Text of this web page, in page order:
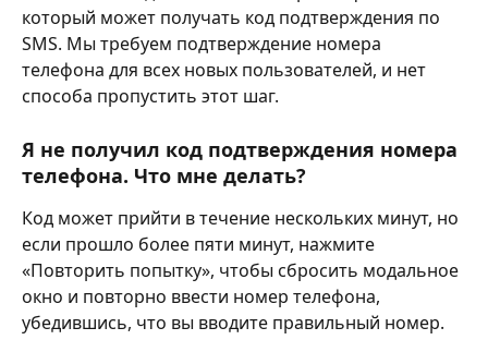
который может получать код подтверждения по
SMS. Мы требуем подтверждение номера
телефона для всех новых пользователей, и нет
способа пропустить этот шаг.
Я не получил код подтверждения номера
телефона. Что мне делать?
Код может прийти в течение нескольких минут, но
если прошло более пяти минут, нажмите
«Повторить попытку», чтобы сбросить модальное
окно и повторно ввести номер телефона,
убедившись, что вы вводите правильный номер.